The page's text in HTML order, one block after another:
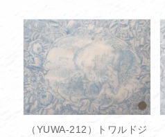
（YUWA-212）トワルドジ